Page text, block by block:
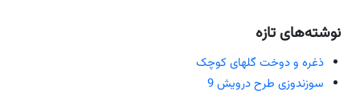
نوشته‌های تازه
ذغره و دوخت گلهای کوچک
سوزندوزی طرح درویش 9